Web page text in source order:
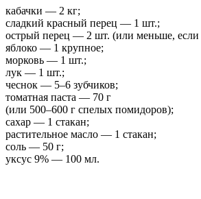
кабачки — 2 кг;
сладкий красный перец — 1 шт.;
острый перец — 2 шт. (или меньше, если
яблоко — 1 крупное;
морковь — 1 шт.;
лук — 1 шт.;
чеснок — 5–6 зубчиков;
томатная паста — 70 г
(или 500–600 г спелых помидоров);
сахар — 1 стакан;
растительное масло — 1 стакан;
соль — 50 г;
уксус 9% — 100 мл.